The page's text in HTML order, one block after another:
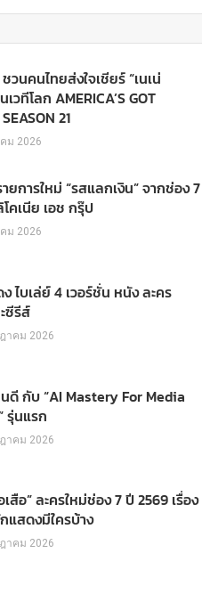
วนคนไทยส่งใจเชียร์ “เนเน่
วทีโลก AMERICA’S GOT
21
ม 2026
ยการใหม่ “รสแลกเงิน” จากช่อง 7
คเนีย เอช กรุ๊ป
ม 2026
ไบเล่ย์ 4 เวอร์ชั่น หนัง ละคร
ซีรีส์
าคม 2026
ดี กับ “AI Mastery For Media
รุ่นแรก
าคม 2026
สือ” ละครใหม่ช่อง 7 ปี 2569 เรื่อง
แสดงมีใครบ้าง
าคม 2026